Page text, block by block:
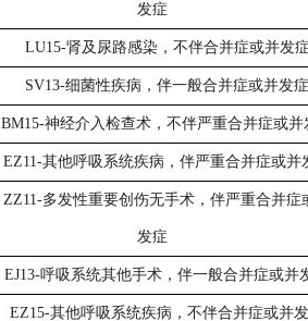
发症
LU15-肾及尿路感染，不伴合并症或并发
SV13-细菌性疾病，伴一般合并症或并发
BM15-神经介入检查术，不伴严重合并症或并
EZ11-其他呼吸系统疾病，伴严重合并症或并
ZZ11-多发性重要创伤无手术，伴严重合并症
发症
EJ13-呼吸系统其他手术，伴一般合并症或并
EZ15-其他呼吸系统疾病，不伴合并症或并